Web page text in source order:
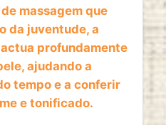
massagem que
da juventude, a
actua profundamente
ajudando a
tempo e a conferir
e tonificado.
da utilização do